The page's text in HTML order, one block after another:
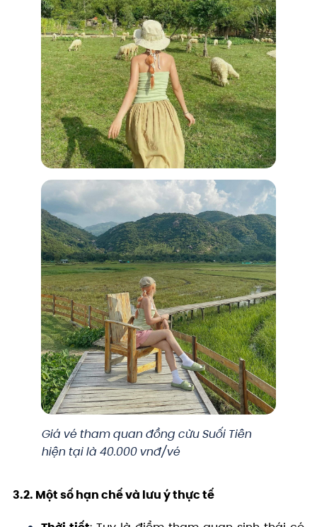
Giá vé tham quan đồng cừu Suối Tiên
hiện tại là 40.000 vnđ/vé
3.2. Một số hạn chế và lưu ý thực tế